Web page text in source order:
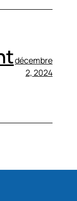
décembre
2, 2024